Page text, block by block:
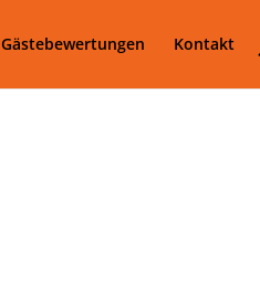
Gästebewertungen Kontakt